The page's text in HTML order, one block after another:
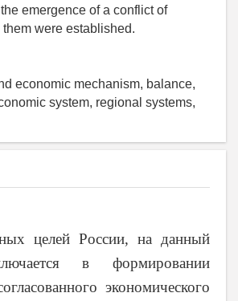
emergence of a conflict of
were established.
economic mechanism, balance,
system, regional systems,
целей России, на данный
в формировании
экономического